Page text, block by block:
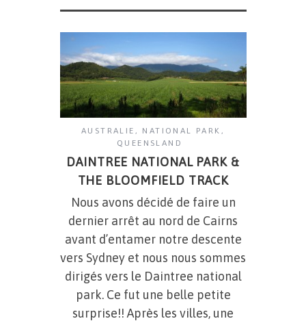
AUSTRALIE , NATIONAL PARK ,
QUEENSLAND
DAINTREE NATIONAL PARK &
THE BLOOMFIELD TRACK
Nous avons décidé de faire un
dernier arrêt au nord de Cairns
avant d’entamer notre descente
vers Sydney et nous nous sommes
dirigés vers le Daintree national
park. Ce fut une belle petite
surprise!! Après les villes, une